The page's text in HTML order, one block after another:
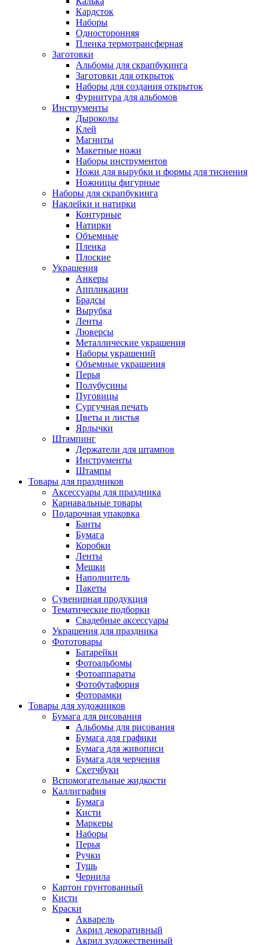
Кардсток
Наборы
Односторонняя
Пленка термотрансферная
Заготовки
Альбомы для скрапбукинга
Заготовки для открыток
Наборы для создания открыток
Фурнитура для альбомов
Инструменты
Дыроколы
Клей
Магниты
Макетные ножи
Наборы инструментов
Ножи для вырубки и формы для тиснения
Ножницы фигурные
Наборы для скрапбукинга
Наклейки и натирки
Контурные
Натирки
Объемные
Пленка
Плоские
Украшения
Анкеры
Аппликации
Брадсы
Вырубка
Ленты
Люверсы
Металлические украшения
Наборы украшений
Объемные украшения
Перья
Полубусины
Пуговицы
Сургучная печать
Цветы и листья
Ярлычки
Штампинг
Держатели для штампов
Инструменты
Штампы
Товары для праздников
Аксессуары для праздника
Карнавальные товары
Подарочная упаковка
Банты
Бумага
Коробки
Ленты
Мешки
Наполнитель
Пакеты
Сувенирная продукция
Тематические подборки
Свадебные аксессуары
Украшения для праздника
Фототовары
Батарейки
Фотоальбомы
Фотоаппараты
Фотобутафория
Фоторамки
Товары для художников
Бумага для рисования
Альбомы для рисования
Бумага для графики
Бумага для живописи
Бумага для черчения
Скетчбуки
Вспомогательные жидкости
Каллиграфия
Бумага
Кисти
Маркеры
Наборы
Перья
Ручки
Тушь
Чернила
Картон грунтованный
Кисти
Краски
Акварель
Акрил декоративный
Акрил художественный